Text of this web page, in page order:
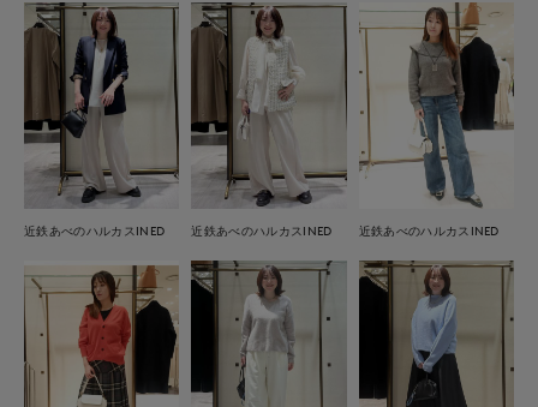
近鉄あべのハルカスINED 近鉄あべのハルカスINED 近鉄あべのハルカスINED